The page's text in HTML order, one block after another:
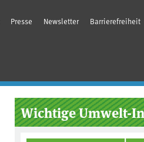
Presse Newsletter Barrierefreiheit
Seitenleiste
Wichtige Umwelt-